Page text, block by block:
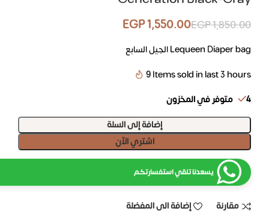
1,850.00
EGP
1,550.00
EGP
Lequeen Diaper bag الجيل السابع
9Items sold in last 3 hours
4 متوفر في المخزون
إضافة إلى السلة
اشتري الآن
يسعدنا تلقي استفسارتكم
مقارنة إضافة الى المفضلة